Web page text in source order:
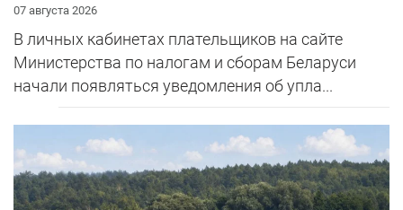
07 августа 2026
В личных кабинетах плательщиков на сайте
Министерства по налогам и сборам Беларуси
начали появляться уведомления об упла...